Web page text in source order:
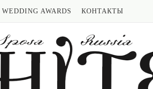
AWARDS КОНТАКТЫ